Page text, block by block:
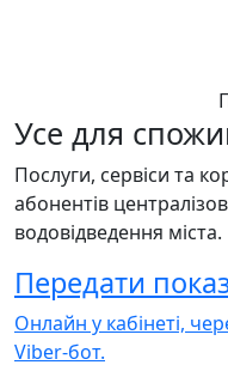
Усе для
Послуги, сервіси та
абонентів
водовідведення міста.
Передати
Онлайн у кабінеті,
Viber-бот.